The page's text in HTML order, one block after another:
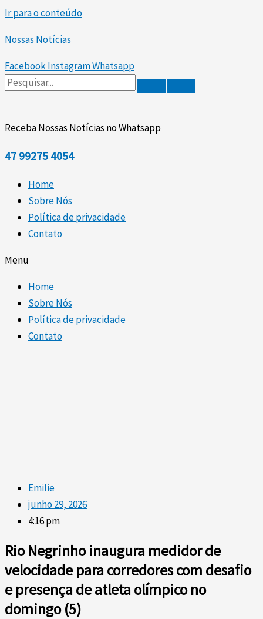
Ir para o conteúdo
Nossas Notícias
FacebookInstagramWhatsapp
Receba Nossas Notícias no Whatsapp
47 99275 4054
Home
Sobre Nós
Política de privacidade
Contato
Menu
Home
Sobre Nós
Política de privacidade
Contato
Emilie
junho 29, 2026
4:16 pm
Rio Negrinho inaugura medidor de
velocidade para corredores com desafio
e presença de atleta olímpico no
domingo (5)